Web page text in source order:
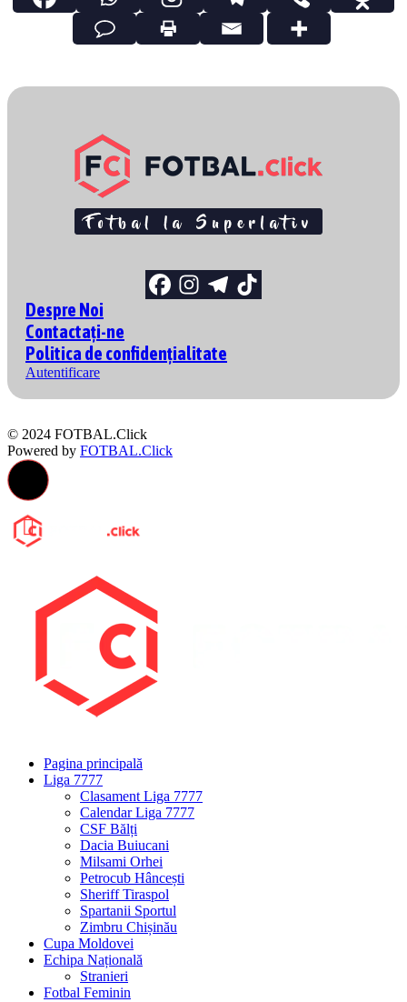
Despre Noi
Contactați-ne
Politica de confidențialitate
Autentificare
© 2024 FOTBAL.Click
Powered by FOTBAL.Click
Pagina principală
Liga 7777
Clasament Liga 7777
Calendar Liga 7777
CSF Bălți
Dacia Buiucani
Milsami Orhei
Petrocub Hâncești
Sheriff Tiraspol
Spartanii Sportul
Zimbru Chișinău
Cupa Moldovei
Echipa Națională
Stranieri
Fotbal Feminin